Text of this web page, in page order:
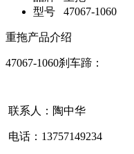
型号 47067-1060
重拖产品介绍
47067-1060刹车蹄：
联系人：陶中华
电话：13757149234